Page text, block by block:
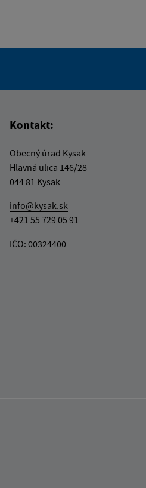
Kontakt:
Obecný úrad Kysak
Hlavná ulica 146/28
044 81 Kysak
info@kysak.sk
+421 55 729 05 91
IČO: 00324400